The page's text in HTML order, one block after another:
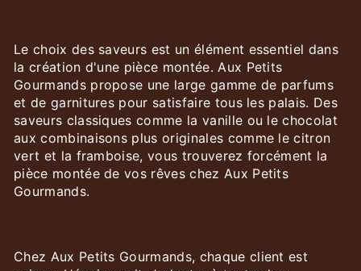
Le choix des saveurs est un élément essentiel dans
la création d'une pièce montée. Aux Petits
Gourmands propose une large gamme de parfums
et de garnitures pour satisfaire tous les palais. Des
saveurs classiques comme la vanille ou le chocolat
aux combinaisons plus originales comme le citron
vert et la framboise, vous trouverez forcément la
pièce montée de vos rêves chez Aux Petits
Gourmands.
Chez Aux Petits Gourmands, chaque client est